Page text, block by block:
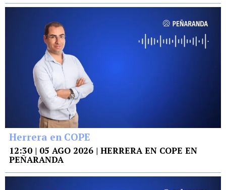
Herrera en COPE
12:30 | 05 AGO 2026 | HERRERA EN COPE EN
PEÑARANDA